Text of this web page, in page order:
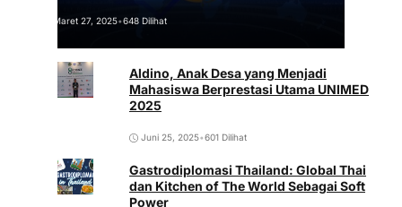
Maret 27, 2025•648 Dilihat
Aldino, Anak Desa yang Menjadi
Mahasiswa Berprestasi Utama UNIMED
2025
Juni 25, 2025•601 Dilihat
Gastrodiplomasi Thailand: Global Thai
dan Kitchen of The World Sebagai Soft
Power